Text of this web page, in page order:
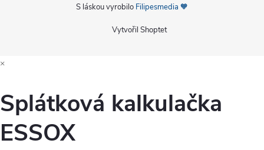
Vytvořil Shoptet
S láskou vyrobilo Filipesmedia 🧡
×
Splátková kalkulačka
ESSOX